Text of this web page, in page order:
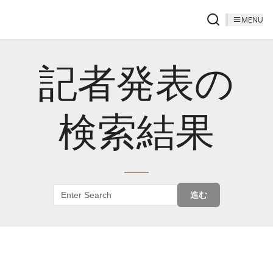
MENU
記者発表の
検索結果
進む